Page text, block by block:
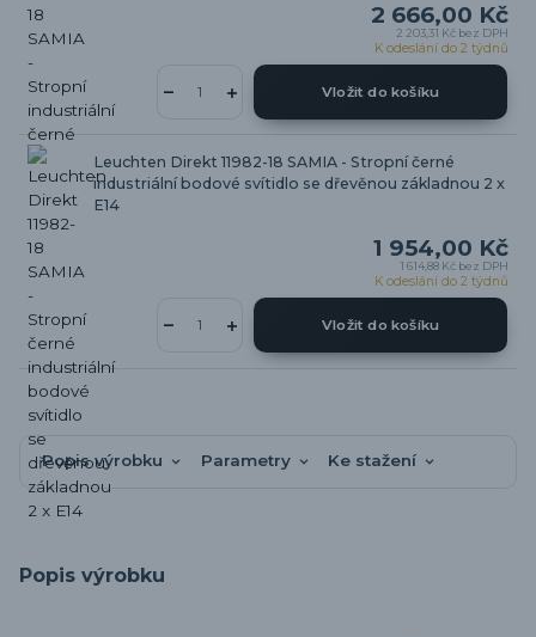
2 666,00 Kč
2 203,31 Kč bez DPH
K odeslání do 2 týdnů
Vložit do košíku
Leuchten Direkt 11982-18 SAMIA - Stropní černé
industriální bodové svítidlo se dřevěnou základnou 2 x
E14
1 954,00 Kč
1 614,88 Kč bez DPH
K odeslání do 2 týdnů
Vložit do košíku
Popis výrobku Parametry Ke stažení
Popis výrobku